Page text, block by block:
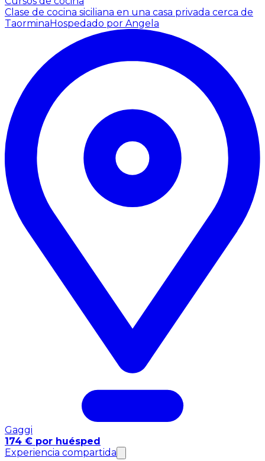
Clase de cocina siciliana en una casa privada cerca de
Taormina Hospedado por Angela
Gaggi
174 € por huésped
Experiencia compartida